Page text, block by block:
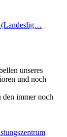
(Landeslig…
unseres
und noch
immer noch